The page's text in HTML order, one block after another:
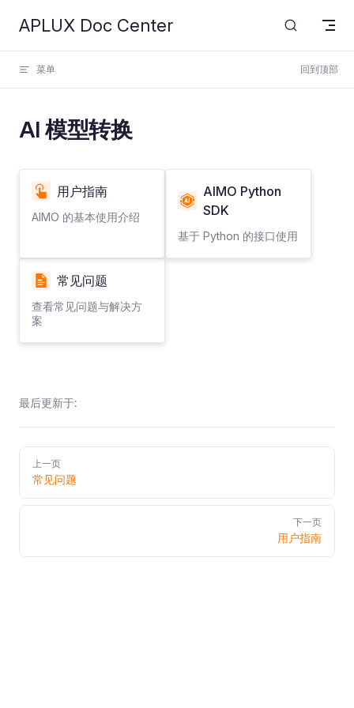
Skip to content
APLUX Doc Center
菜单 回到顶部
AI 模型转换
用户指南
AIMO 的基本使用介绍
AIMO Python
SDK
基于 Python 的接口使用
常见问题
查看常见问题与解决方
案
最后更新于:
Pager
上一页
常见问题
下一页
用户指南